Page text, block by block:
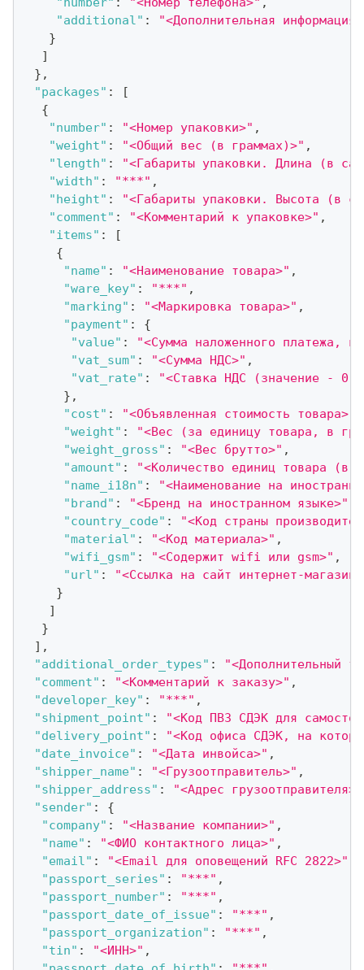
"additional" :
"<Дополнительная
}
]
} ,
"packages" :
[
{
"number" : "<Номер упаковки>" ,
"weight" : "<Общий вес (в граммах)>" ,
"length" :
"<Габариты упаковки. Длина (в
"width" : "***" ,
"height" :
"<Габариты упаковки. Высота (в
"comment" : "<Комментарий к упаковке>" ,
"items" :
[
{
"name" : "<Наименование товара>" ,
"ware_key" : "***" ,
"marking" : "<Маркировка товара>" ,
"payment" :
{
"value" :
"<Сумма наложенного платежа,
"vat_sum" : "<Сумма НДС>" ,
"vat_rate" :
"<Ставка НДС (значение -
} ,
"cost" : "<Объявленная стоимость товара>"
"weight" :
"<Вес (за единицу товара, в
"weight_gross" : "<Вес брутто>" ,
"amount" :
"<Количество единиц товара (в
"name_i18n" :
"<Наименование на
"brand" : "<Бренд на иностранном языке>"
"country_code" :
"<Код страны
"material" : "<Код материала>" ,
"wifi_gsm" : "<Содержит wifi или gsm>" ,
"url" :
"<Ссылка на сайт интернет-
}
]
}
] ,
"additional_order_types" :
"<Дополнительный
"comment" : "<Комментарий к заказу>" ,
"developer_key" : "***" ,
"shipment_point" :
"<Код ПВЗ СДЭК для
"delivery_point" :
"<Код офиса СДЭК, на
"date_invoice" : "<Дата инвойса>" ,
"shipper_name" : "<Грузоотправитель>" ,
"shipper_address" : "<Адрес грузоотправителя>"
"sender" :
{
"company" : "<Название компании>" ,
"name" : "<ФИО контактного лица>" ,
"email" : "<Email для оповещений RFC 2822>"
"passport_series" : "***" ,
"passport_number" : "***" ,
"passport_date_of_issue" : "***" ,
"passport_organization" : "***" ,
"tin" : "<ИНН>" ,